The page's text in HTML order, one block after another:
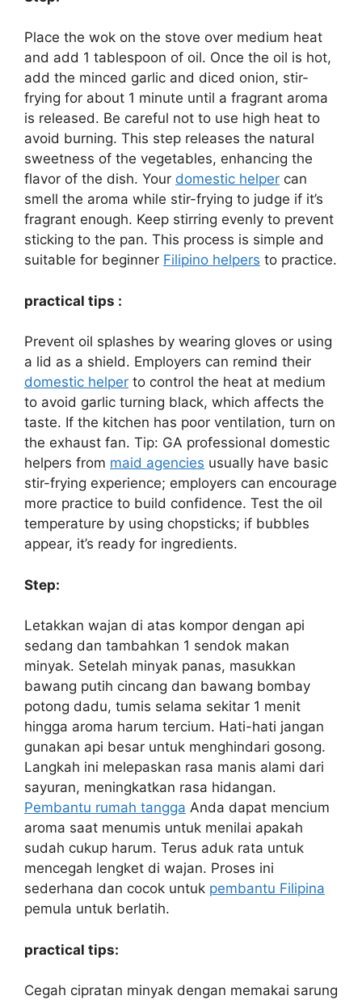
Place the wok on the stove over medium heat
and add 1 tablespoon of oil. Once the oil is hot,
add the minced garlic and diced onion, stir-
frying for about 1 minute until a fragrant aroma
is released. Be careful not to use high heat to
avoid burning. This step releases the natural
sweetness of the vegetables, enhancing the
flavor of the dish. Your domestic helper can
smell the aroma while stir-frying to judge if it’s
fragrant enough. Keep stirring evenly to prevent
sticking to the pan. This process is simple and
suitable for beginner Filipino helpers to practice.
practical tips :
Prevent oil splashes by wearing gloves or using
a lid as a shield. Employers can remind their
domestic helper to control the heat at medium
to avoid garlic turning black, which affects the
taste. If the kitchen has poor ventilation, turn on
the exhaust fan. Tip: GA professional domestic
helpers from maid agencies usually have basic
stir-frying experience; employers can encourage
more practice to build confidence. Test the oil
temperature by using chopsticks; if bubbles
appear, it’s ready for ingredients.
Step:
Letakkan wajan di atas kompor dengan api
sedang dan tambahkan 1 sendok makan
minyak. Setelah minyak panas, masukkan
bawang putih cincang dan bawang bombay
potong dadu, tumis selama sekitar 1 menit
hingga aroma harum tercium. Hati-hati jangan
gunakan api besar untuk menghindari gosong.
Langkah ini melepaskan rasa manis alami dari
sayuran, meningkatkan rasa hidangan.
Pembantu rumah tangga Anda dapat mencium
aroma saat menumis untuk menilai apakah
sudah cukup harum. Terus aduk rata untuk
mencegah lengket di wajan. Proses ini
sederhana dan cocok untuk pembantu Filipina
pemula untuk berlatih.
practical tips:
Cegah cipratan minyak dengan memakai sarung